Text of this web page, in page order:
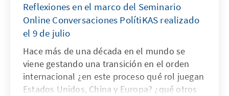
Reflexiones en el marco del Seminario
Online Conversaciones PolítiKAS realizado
el 9 de julio
Hace más de una década en el mundo se
viene gestando una transición en el orden
internacional ¿en este proceso qué rol juegan
Estados Unidos, China y Europa? ¿qué otros